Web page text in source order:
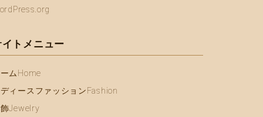
イトメニュー
ム Home
ィースファッション Fashion
Jewelry